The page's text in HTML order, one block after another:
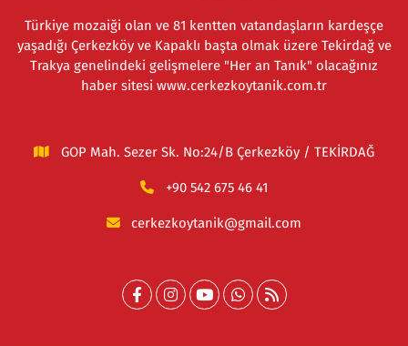
Türkiye mozaiği olan ve 81 kentten vatandaşların kardeşçe
yaşadığı Çerkezköy ve Kapaklı başta olmak üzere Tekirdağ ve
Trakya genelindeki gelişmelere "Her an Tanık" olacağınız
haber sitesi www.cerkezkoytanik.com.tr
GOP Mah. Sezer Sk. No:24/B Çerkezköy / TEKİRDAĞ
+90 542 675 46 41
cerkezkoytanik@gmail.com